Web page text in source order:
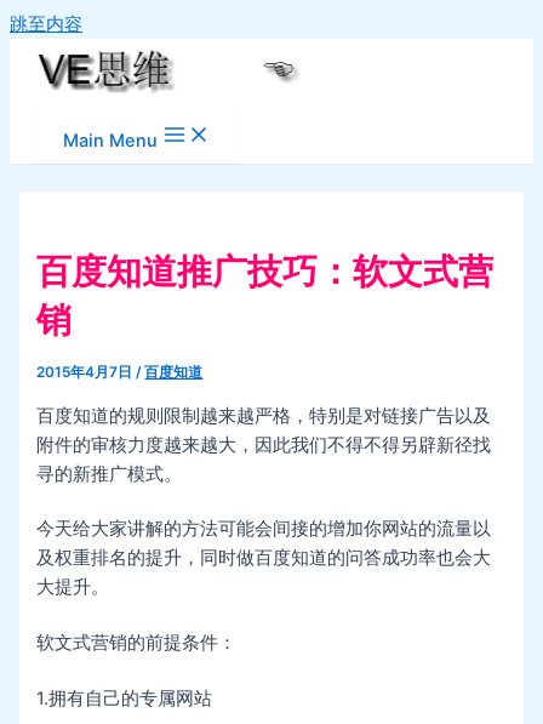
跳至内容
Main Menu
百度知道推广技巧：软文式营
销
2015年4月7日/百度知道
百度知道的规则限制越来越严格，特别是对链接广告以及
附件的审核力度越来越大，因此我们不得不得另辟新径找
寻的新推广模式。
今天给大家讲解的方法可能会间接的增加你网站的流量以
及权重排名的提升，同时做百度知道的问答成功率也会大
大提升。
软文式营销的前提条件：
1.拥有自己的专属网站